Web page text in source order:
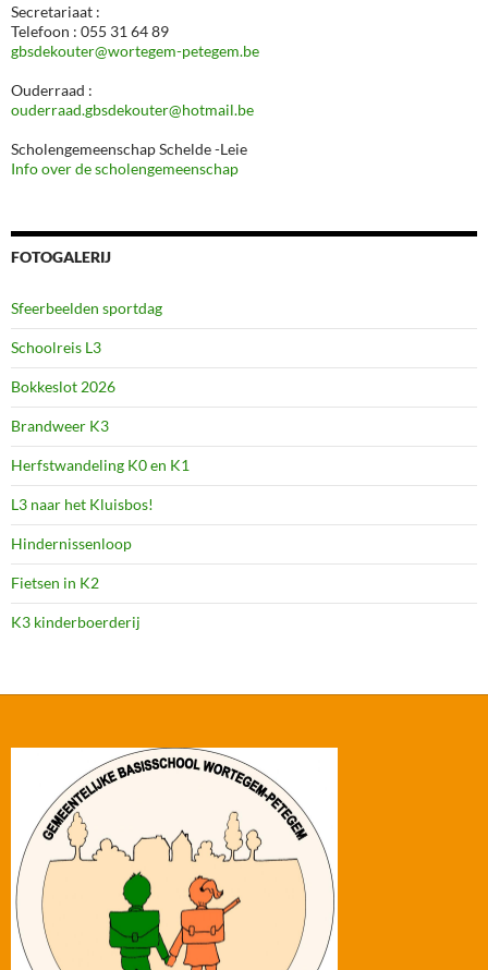
Secretariaat :
Telefoon : 055 31 64 89
gbsdekouter@wortegem-petegem.be
Ouderraad :
ouderraad.gbsdekouter@hotmail.be
Scholengemeenschap Schelde -Leie
Info over de scholengemeenschap
FOTOGALERIJ
Sfeerbeelden sportdag
Schoolreis L3
Bokkeslot 2026
Brandweer K3
Herfstwandeling K0 en K1
L3 naar het Kluisbos!
Hindernissenloop
Fietsen in K2
K3 kinderboerderij